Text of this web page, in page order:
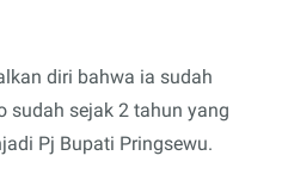
diri bahwa ia sudah
sudah sejak 2 tahun yang
Pj Bupati Pringsewu.